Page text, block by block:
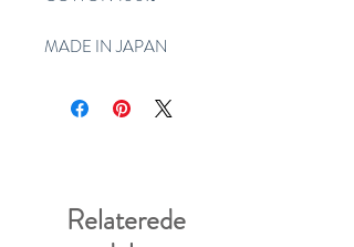
MADE IN JAPAN
Relaterede